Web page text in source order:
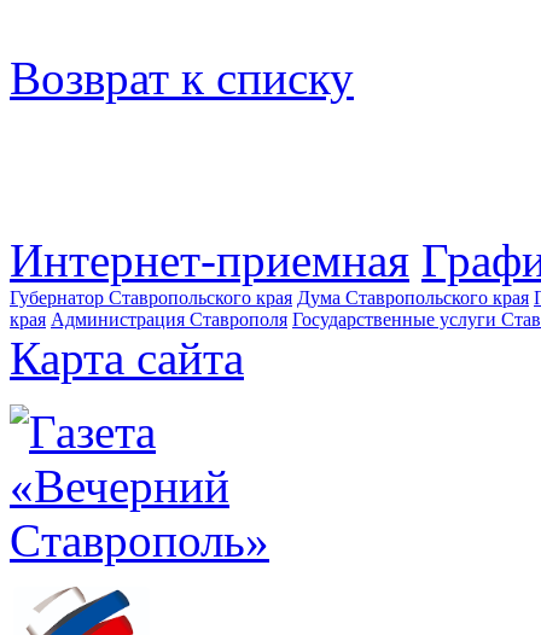
Возврат к списку
Интернет-приемная
Губернатор Ставропольского края Дума Ставропольского края
края Администрация Ставрополя Государственные услуги
Карта сайта